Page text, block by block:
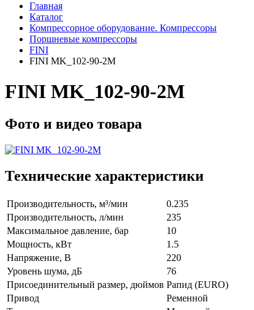
Главная
Каталог
Компрессорное оборудование. Компрессоры
Поршневые компрессоры
FINI
FINI MK_102-90-2M
FINI MK_102-90-2M
Фото и видео товара
Технические характеристики
Производительность, м³/мин
0.235
Производительность, л/мин
235
Максимальное давление, бар
10
Мощность, кВт
1.5
Напряжение, В
220
Уровень шума, дБ
76
Присоединительный размер, дюймов Рапид (EURO)
Привод
Ременной